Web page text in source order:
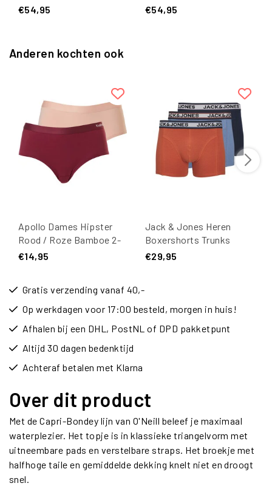
€54,95 €54,95
Anderen kochten ook
Apollo Dames Hipster
Rood / Roze Bamboe 2-
pack
€14,95
Jack & Jones Heren
Boxershorts Trunks
JACMARCO
€29,95
Gratis verzending vanaf 40,-
Op werkdagen voor 17:00 besteld, morgen in huis!
Afhalen bij een DHL, PostNL of DPD pakketpunt
Altijd 30 dagen bedenktijd
Achteraf betalen met Klarna
Over dit product
Met de Capri-Bondey lijn van O'Neill beleef je maximaal
waterplezier. Het topje is in klassieke triangelvorm met
uitneembare pads en verstelbare straps. Het broekje met
halfhoge taile en gemiddelde dekking knelt niet en droogt
snel.